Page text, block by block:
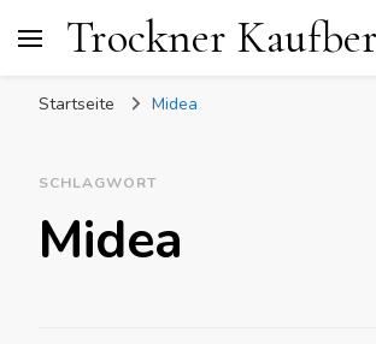
Trockner
Startseite Midea
SCHLAGWORT
Midea